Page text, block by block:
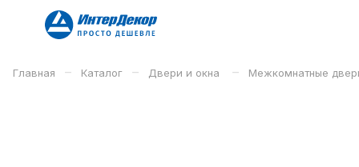
Главная – Каталог – Двери и окна – Межкомнатные